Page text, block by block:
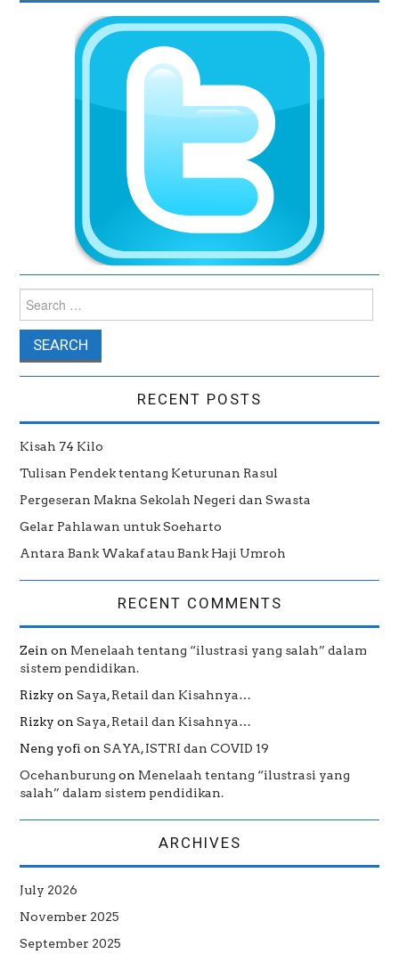
Search for:
RECENT POSTS
Kisah 74 Kilo
Tulisan Pendek tentang Keturunan Rasul
Pergeseran Makna Sekolah Negeri dan Swasta
Gelar Pahlawan untuk Soeharto
Antara Bank Wakaf atau Bank Haji Umroh
RECENT COMMENTS
Zein on Menelaah tentang “ilustrasi yang salah” dalam
sistem pendidikan.
Rizky onSaya, Retail dan Kisahnya…
Rizky onSaya, Retail dan Kisahnya…
Neng yofi onSAYA, ISTRI dan COVID 19
Ocehanburung on Menelaah tentang “ilustrasi yang
salah” dalam sistem pendidikan.
ARCHIVES
July 2026
November 2025
September 2025